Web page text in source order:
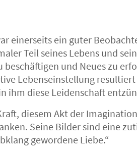
einerseits ein guter
Teil seines Lebens und
beschäftigen und Neues zu
Lebenseinstellung resultiert
ihm diese Leidenschaft
diesem Akt der
Seine Bilder sind eine
gewordene Liebe.“